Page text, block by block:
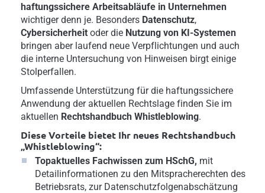
haftungssichere Arbeitsabläufe in Unternehmen
wichtiger denn je. Besonders Datenschutz,
Cybersicherheit oder die Nutzung von KI-Systemen
bringen aber laufend neue Verpflichtungen und auch
die interne Untersuchung von Hinweisen birgt einige
Stolperfallen.
Umfassende Unterstützung für die haftungssichere
Anwendung der aktuellen Rechtslage finden Sie im
aktuellen Rechtshandbuch Whistleblowing.
Diese Vorteile bietet Ihr neues Rechtshandbuch
„Whistleblowing“:
Topaktuelles Fachwissen zum HSchG, mit
Detailinformationen zu den Mitspracherechten des
Betriebsrats, zur Datenschutzfolgenabschätzung